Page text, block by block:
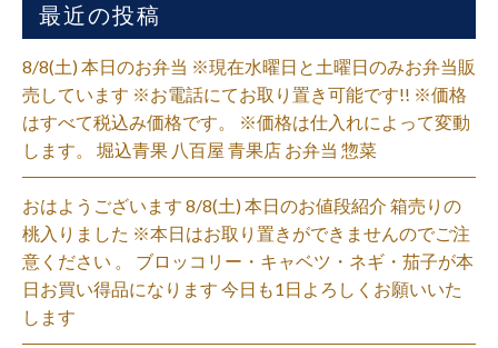
最近の投稿
8/8(土) 本日のお弁当 ※現在水曜日と土曜日のみお弁当販
売しています ※お電話にてお取り置き可能です!! ※価格
はすべて税込み価格です。 ※価格は仕入れによって変動
します。 堀込青果 八百屋 青果店 お弁当 惣菜
おはようございます 8/8(土) 本日のお値段紹介 箱売りの
桃入りました ※本日はお取り置きができませんのでご注
意ください 。 ブロッコリー・キャベツ・ネギ・茄子が本
日お買い得品になります 今日も1日よろしくお願いいた
します